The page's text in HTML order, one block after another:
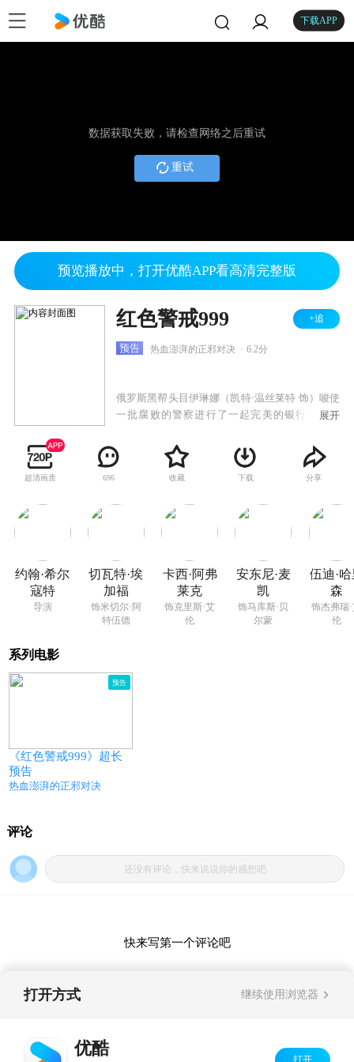
下载APP
数据获取失败，请检查网络之后重试
重试
预览播放中，打开优酷APP看高清完整版
红色警戒999 +追
预告 热血澎湃的正邪对决 6.2分
俄罗斯黑帮头目伊琳娜（凯特·温丝莱特 饰）唆使
一批腐败的警察进行了一起完美的银行抢劫行
强，因此想要查出案件的真相几乎是不可能的事
情。然而，几人并不知道的是，真正的威胁并非
来自警方的调查，而是有人正在虎视眈眈的盯着
不减，殊不知几名警察在巨大的压力之下早已经
矛盾重重，濒临崩溃的边缘。其中马库斯（安东
个初出茅庐正义感爆棚的菜鸟搭档克里斯（卡西·
阿弗莱克 饰），敏锐的克里斯似乎已经开始察觉
自己身边正在发生的事情。
展开
超清画质 696 收藏 下载 分享
约翰·希尔
寇特
导演
切瓦特·埃
加福
饰米切尔·阿
特伍德
卡西·阿弗
莱克
饰克里斯·艾
伦
安东尼·麦
凯
饰马库斯·贝
尔蒙
伍迪·
森
饰杰弗瑞
伦
系列电影
预告
《红色警戒999》超长
预告
热血澎湃的正邪对决
打开方式 继续使用浏览器
优酷
打开